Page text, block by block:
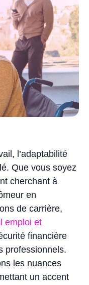
l’adaptabilité
Que vous soyez
cherchant à
en
de carrière,
emploi et
financière
professionnels.
les nuances
un accent